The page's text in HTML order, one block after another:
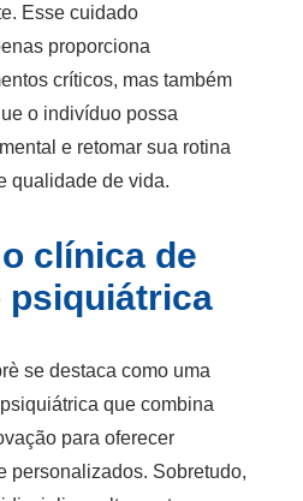
Esse cuidado
proporciona
críticos, mas também
o indivíduo possa
e retomar sua rotina
qualidade de vida.
clínica de
psiquiátrica
se destaca como uma
que combina
para oferecer
personalizados. Sobretudo,